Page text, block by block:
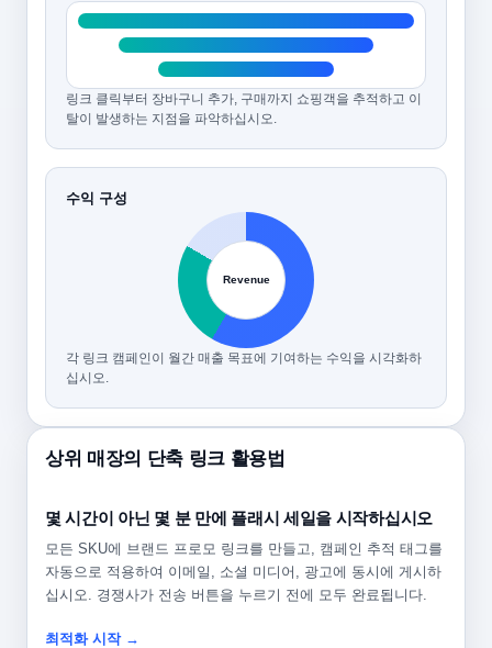
링크 클릭부터 장바구니 추가, 구매까지 쇼핑객을 추적하고 이
탈이 발생하는 지점을 파악하십시오.
수익 구성
Revenue
각 링크 캠페인이 월간 매출 목표에 기여하는 수익을 시각화하
십시오.
상위 매장의 단축 링크 활용법
몇 시간이 아닌 몇 분 만에 플래시 세일을 시작하십시오
모든 SKU에 브랜드 프로모 링크를 만들고, 캠페인 추적 태그를
자동으로 적용하여 이메일, 소셜 미디어, 광고에 동시에 게시하
십시오. 경쟁사가 전송 버튼을 누르기 전에 모두 완료됩니다.
최적화 시작 →